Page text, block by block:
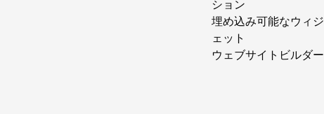
ション
埋め込み可能なウィジ
ェット
ウェブサイトビルダー